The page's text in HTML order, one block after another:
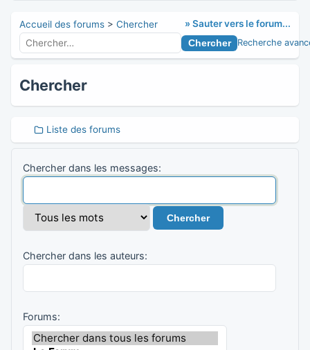
» Sauter vers le forum...
Accueil des forums > Chercher
Recherche
Chercher
Liste des forums
Chercher dans les messages:
Chercher dans les auteurs:
Forums: